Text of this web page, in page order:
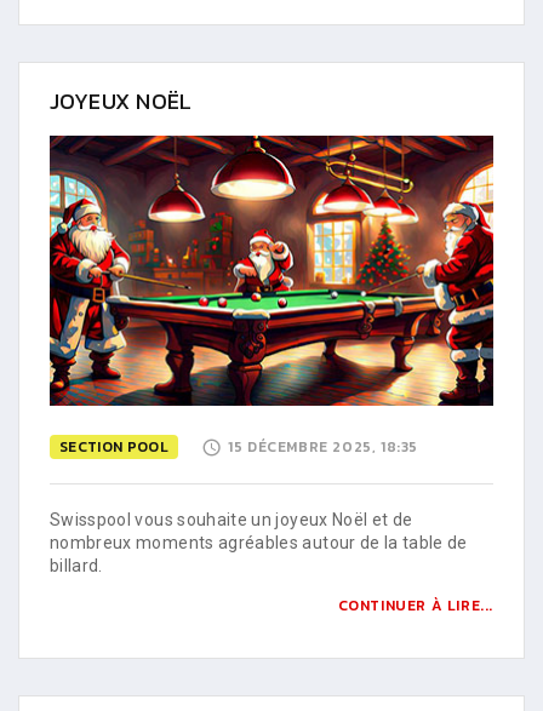
JOYEUX NOËL
SECTION POOL 15 DÉCEMBRE 2025, 18:35
Swisspool vous souhaite un joyeux Noël et de
nombreux moments agréables autour de la table de
billard.
CONTINUER À LIRE...